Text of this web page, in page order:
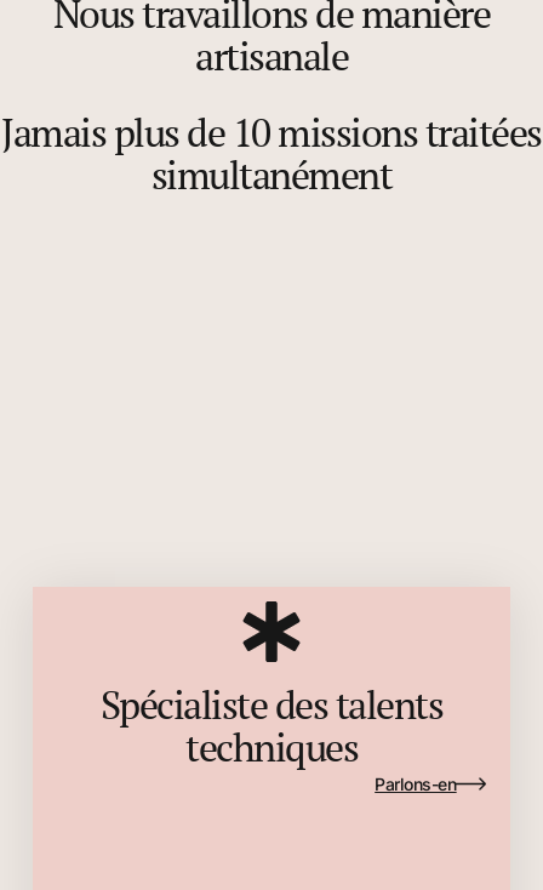
Nous travaillons de manière
artisanale
Jamais plus de 10 missions traitées
simultanément
Spécialiste des talents
techniques
Parlons-en